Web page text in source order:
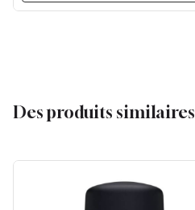
Des produits similaires